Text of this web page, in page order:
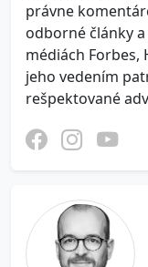
právne
odborné články
médiách Forbes,
jeho vedením
rešpektované